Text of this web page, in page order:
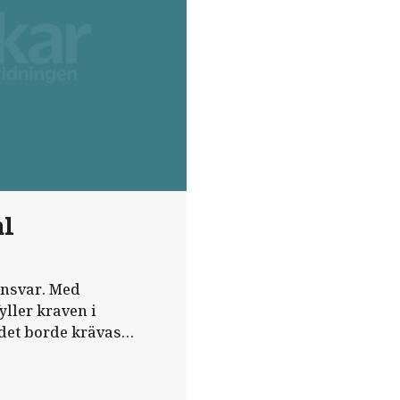
Med
­kraven i
borde krävas